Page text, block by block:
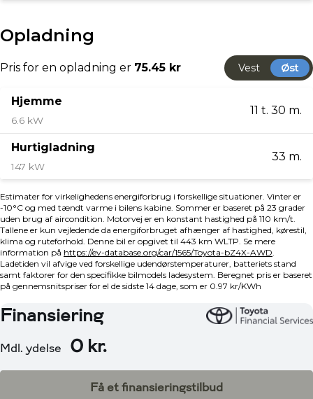
Touch Skærm, Trådløs smartphone oplader, Udvendig
temperaturmåler, USB-C stik, Varme i bagsæde, Varme
i forruden, Fuld LED forlygter, Glastag, Hvide blinklys,
Metallak, Mørktonede ruder bag, Tagræling,
Undervognsbehandlet, Armlæn, Armlæn bag,
Bagagerumsdækken, El-justerbare forsæder med
loftbeklædning, Panoramaglastag, Rat m. varme,
Splitbagsæde, Trådløs Apple CarPlay, Trådløs Android
Auto, Ventilerede forsæder, 7 Airbags, ABS, Automatisk
nødopkald, Auto hold, Blindvinkelassistent, ESP, Isofix,
Skiltegenkendelse, Startspærre, Toyota Safety Sense,
Træthedsregistrering, Vejbaneassistent